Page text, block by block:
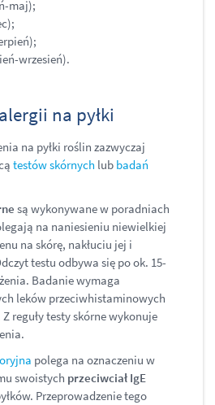
maj);
wrzesień).
na pyłki
na pyłki roślin zazwyczaj
testów skórnych lub badań
są wykonywane w poradniach
na naniesieniu niewielkiej
na skórę, nakłuciu jej i
testu odbywa się po ok. 15-
Badanie wymaga
leków przeciwhistaminowych
reguły testy skórne wykonuje
polega na oznaczeniu w
swoistych przeciwciał IgE
Przeprowadzenie tego